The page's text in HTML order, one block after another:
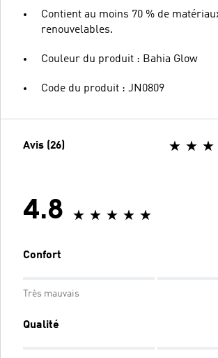
Contient au moins 70 % de
renouvelables.
Couleur du produit : Bahia Glow
Code du produit : JN0809
Avis (26)
4.8
Confort
Très mauvais
Qualité